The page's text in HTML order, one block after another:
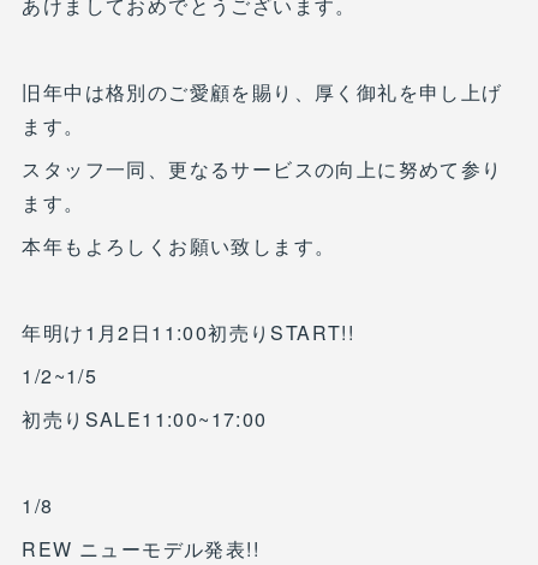
あけましておめでとうございます。
旧年中は格別のご愛顧を賜り、厚く御礼を申し上げ
ます。
スタッフ一同、更なるサービスの向上に努めて参り
ます。
本年もよろしくお願い致します。
年明け1月2日11:00初売りSTART!!
1/2~1/5
初売りSALE11:00~17:00
1/8
REW ニューモデル発表!!